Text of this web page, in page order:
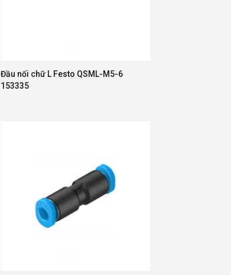
Đầu nối chữ L Festo QSML-M5-6
153335